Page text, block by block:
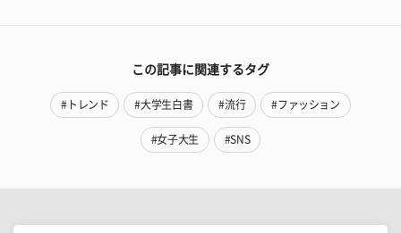
この記事に関連するタグ
#トレンド #大学生白書 #流行 #ファッション
#女子大生 #SNS